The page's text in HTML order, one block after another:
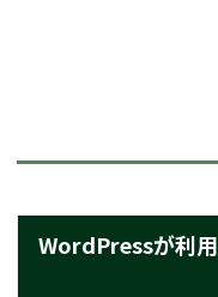
WordPressが利